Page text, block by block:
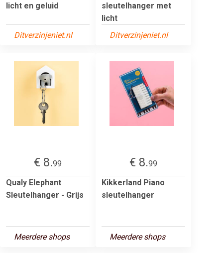
licht en geluid
Ditverzinjeniet.nl
sleutelhanger met
licht
Ditverzinjeniet.nl
€ 8.99
Qualy Elephant
Sleutelhanger - Grijs
Meerdere shops
€ 8.99
Kikkerland Piano
sleutelhanger
Meerdere shops